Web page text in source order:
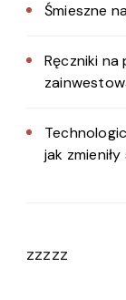
Śmieszne
Ręczniki
jak
zzzzz